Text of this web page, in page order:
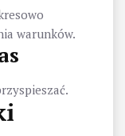
warunków.